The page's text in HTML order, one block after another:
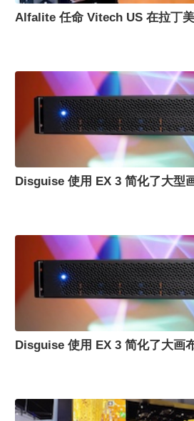
Alfalite 任命 Vitech US 在拉丁
Disguise 使用 EX 3 简化了大型
Disguise 使用 EX 3 简化了大画